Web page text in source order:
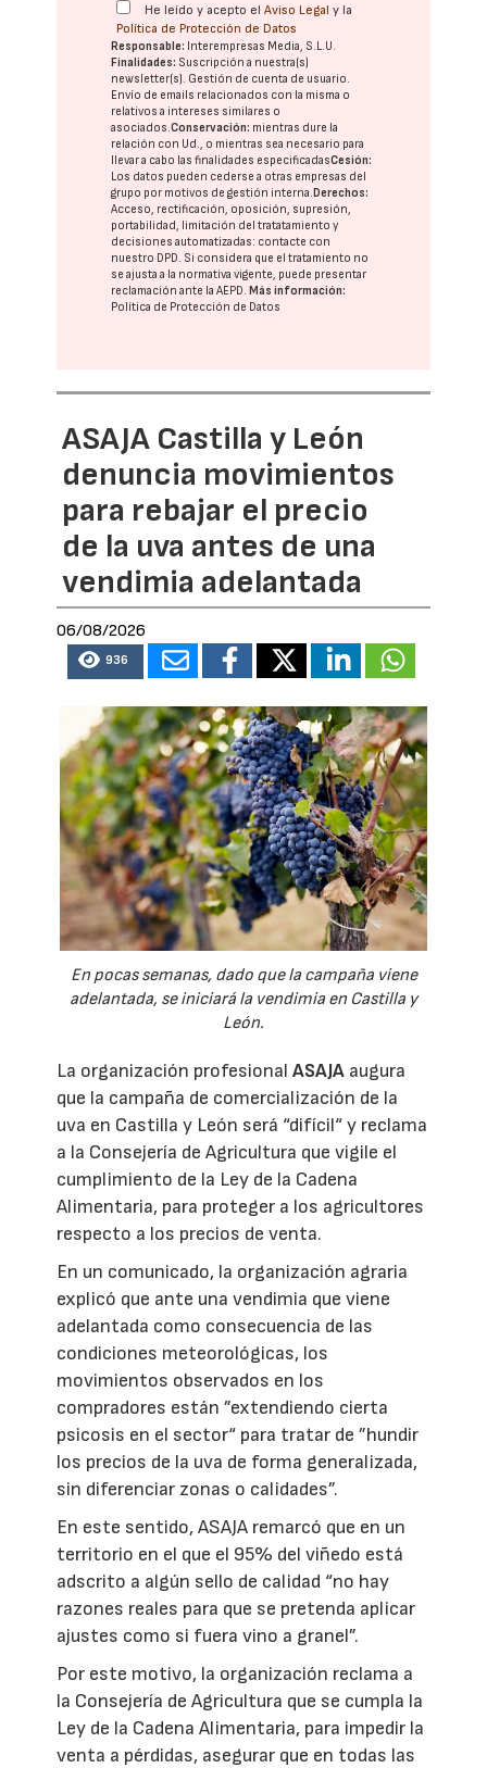
He leído y acepto elAviso Legal y la
Política de Protección de Datos
Responsable: Interempresas Media, S.L.U.
Finalidades: Suscripción a nuestra(s)
newsletter(s). Gestión de cuenta de usuario.
Envío de emails relacionados con la misma o
relativos a intereses similares o
asociados.Conservación: mientras dure la
relación con Ud., o mientras sea necesario para
llevar a cabo las finalidades especificadasCesión:
Los datos pueden cederse a otras empresas del
grupo por motivos de gestión interna.Derechos:
Acceso, rectificación, oposición, supresión,
portabilidad, limitación del tratatamiento y
decisiones automatizadas: contacte con
nuestro DPD . Si considera que el tratamiento no
se ajusta a la normativa vigente, puede presentar
reclamación ante laAEPD .Más información:
Política de Protección de Datos
ASAJA Castilla y León
denuncia movimientos
para rebajar el precio
de la uva antes de una
vendimia adelantada
06/08/2026
936
En pocas semanas, dado que la campaña viene
adelantada, se iniciará la vendimia en Castilla y
León.
La organización profesionalASAJA augura
que la campaña de comercialización de la
uva en Castilla y León será “difícil“ y reclama
a la Consejería de Agricultura que vigile el
cumplimiento de la Ley de la Cadena
Alimentaria, para proteger a los agricultores
respecto a los precios de venta.
En un comunicado, la organización agraria
explicó que ante una vendimia que viene
adelantada como consecuencia de las
condiciones meteorológicas, los
movimientos observados en los
compradores están ”extendiendo cierta
psicosis en el sector“ para tratar de ”hundir
los precios de la uva de forma generalizada,
sin diferenciar zonas o calidades”.
En este sentido, ASAJA remarcó que en un
territorio en el que el 95% del viñedo está
adscrito a algún sello de calidad “no hay
razones reales para que se pretenda aplicar
ajustes como si fuera vino a granel”.
Por este motivo, la organización reclama a
la Consejería de Agricultura que se cumpla la
Ley de la Cadena Alimentaria, para impedir la
venta a pérdidas, asegurar que en todas las